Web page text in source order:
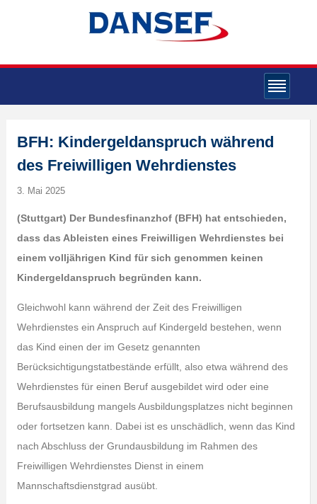
BFH: Kindergeldanspruch während
des Freiwilligen Wehrdienstes
3. Mai 2025
(Stuttgart) Der Bundesfinanzhof (BFH) hat entschieden,
dass das Ableisten eines Freiwilligen Wehrdienstes bei
einem volljährigen Kind für sich genommen keinen
Kindergeldanspruch begründen kann.
Gleichwohl kann während der Zeit des Freiwilligen
Wehrdienstes ein Anspruch auf Kindergeld bestehen, wenn
das Kind einen der im Gesetz genannten
Berücksichtigungstatbestände erfüllt, also etwa während des
Wehrdienstes für einen Beruf ausgebildet wird oder eine
Berufsausbildung mangels Ausbildungsplatzes nicht beginnen
oder fortsetzen kann. Dabei ist es unschädlich, wenn das Kind
nach Abschluss der Grundausbildung im Rahmen des
Freiwilligen Wehrdienstes Dienst in einem
Mannschaftsdienstgrad ausübt.